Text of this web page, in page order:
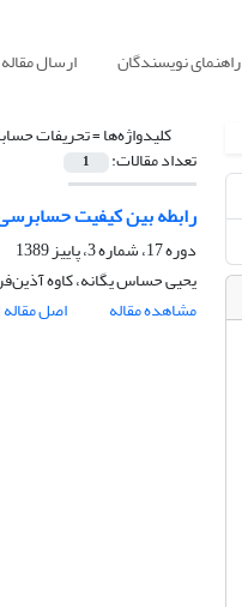
راهنمای نویسندگان ارسال مقاله
کلیدواژه‌ها =تحریفات
تعداد مقالات: 1
رابطه بین کیفیت
دوره 17، شماره 3، پاییز 1389
یحیی حساس یگانه، کاوه
مشاهده مقاله
اصل مقاله